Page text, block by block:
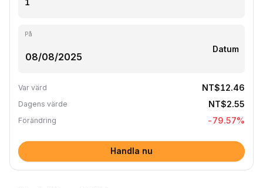
På
Datum
Var värd NT$12.46
Dagens värde NT$2.55
Förändring -79.57%
Handla nu